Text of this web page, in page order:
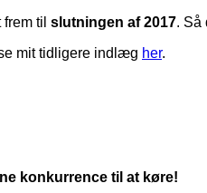
til slutningen af 2017. Så
mit tidligere indlæg her.
konkurrence til at køre!